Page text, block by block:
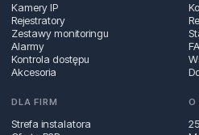
Kamery IP
Rejestratory
Zestawy monitoringu
Alarmy
Kontrola dostępu
Akcesoria
DLA FIRM
Strefa instalatora
O